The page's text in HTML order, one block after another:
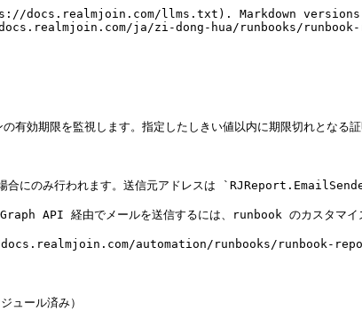
llms.txt). Markdown versions
ja/zi-dong-hua/runbooks/
を監視します。指定したしきい値以内に期限切れとなる証
合にのみ行われます。送信元アドレスは
API 経由でメールを送信するには、runbook のカスタマイズ
docs.realmjoin.com/automation/runbooks/runbook-
ール済み）